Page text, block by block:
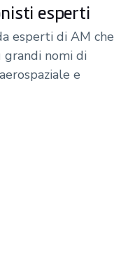
esperti
esperti di AM che
grandi nomi di
e